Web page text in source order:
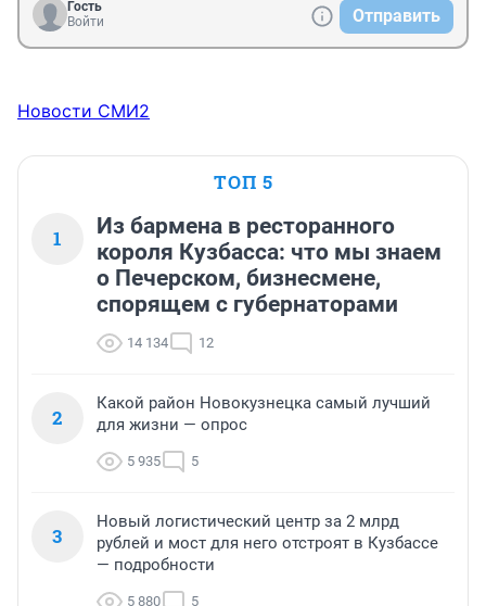
Гость
Войти
Отправить
Новости СМИ2
ТОП 5
1
Из бармена в ресторанного
короля Кузбасса: что мы знаем
о Печерском, бизнесмене,
спорящем с губернаторами
14 134 12
2
Какой район Новокузнецка самый лучший
для жизни — опрос
5 935 5
3
Новый логистический центр за 2 млрд
рублей и мост для него отстроят в Кузбассе
— подробности
5 880 5